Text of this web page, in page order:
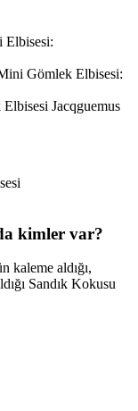
Elbisesi:
Gömlek Elbisesi:
Jacqguemus
kimler var?
kaleme aldığı,
Sandık Kokusu